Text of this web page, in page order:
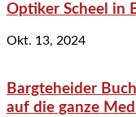
Optiker Scheel in
Okt. 13, 2024
Bargteheider
auf die ganze